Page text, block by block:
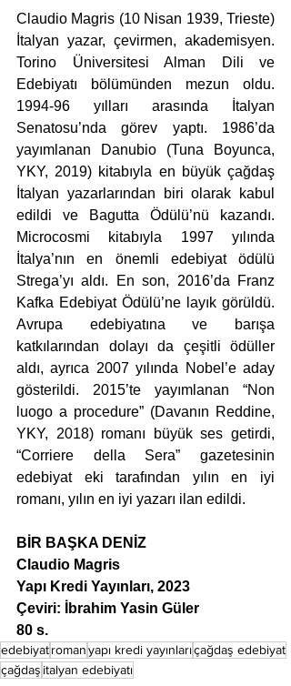
Claudio Magris (10 Nisan 1939, Trieste)
İtalyan yazar, çevirmen, akademisyen.
Torino Üniversitesi Alman Dili ve
Edebiyatı bölümünden mezun oldu.
1994-96 yılları arasında İtalyan
Senatosu’nda görev yaptı. 1986’da
yayımlanan Danubio (Tuna Boyunca,
YKY, 2019) kitabıyla en büyük çağdaş
İtalyan yazarlarından biri olarak kabul
edildi ve Bagutta Ödülü’nü kazandı.
Microcosmi kitabıyla 1997 yılında
İtalya’nın en önemli edebiyat ödülü
Strega’yı aldı. En son, 2016’da Franz
Kafka Edebiyat Ödülü’ne layık görüldü.
Avrupa edebiyatına ve barışa
katkılarından dolayı da çeşitli ödüller
aldı, ayrıca 2007 yılında Nobel’e aday
gösterildi. 2015’te yayımlanan “Non
luogo a procedure” (Davanın Reddine,
YKY, 2018) romanı büyük ses getirdi,
“Corriere della Sera” gazetesinin
edebiyat eki tarafından yılın en iyi
romanı, yılın en iyi yazarı ilan edildi.
BİR BAŞKA DENİZ
Claudio Magris
Yapı Kredi Yayınları, 2023
Çeviri:
İbrahim Yasin Güler
80 s.
edebiyatromanyapı kredi yayınlarıçağdaş edebiyat
çağdaş italyan edebiyatı